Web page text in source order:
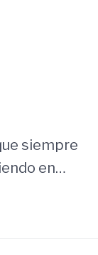
siempre
en…